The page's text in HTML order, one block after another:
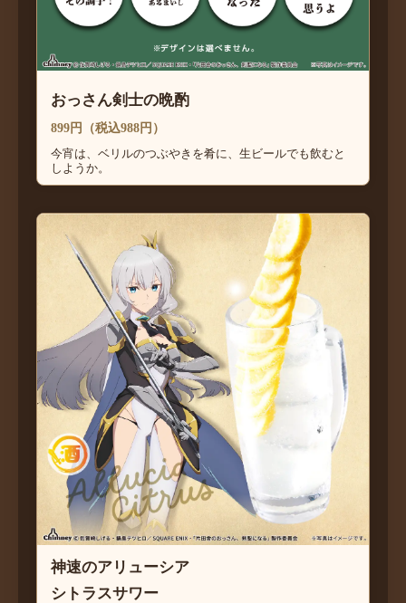
おっさん剣士の晩酌
899円（税込988円）
今宵は、ベリルのつぶやきを肴に、生ビールでも飲むと
しようか。
神速のアリューシア
シトラスサワー